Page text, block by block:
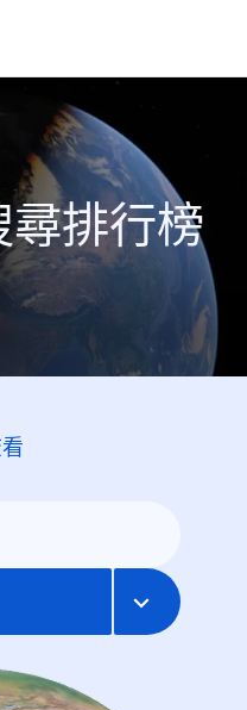
尋排行榜